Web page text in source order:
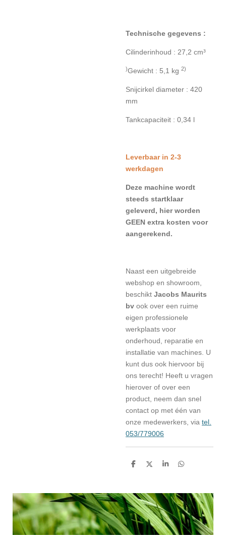
Technische gegevens :
Cilinderinhoud : 27,2 cm³
)Gewicht : 5,1 kg 2)
Snijcirkel diameter : 420
mm
Tankcapaciteit : 0,34 l
Leverbaar in 2-3
werkdagen
Deze machine wordt
steeds startklaar
geleverd, hier worden
GEEN extra kosten voor
aangerekend.
Naast een uitgebreide
webshop en showroom,
beschikt Jacobs Maurits
bv ook over een ruime
eigen professionele
werkplaats voor
onderhoud, reparatie en
installatie van machines. U
kunt dus ook hiervoor bij
ons terecht! Heeft u vragen
hierover of over een
product, neem dan snel
contact op met één van
onze medewerkers, via tel.
053/779006
D
n
D
S
e
D
n